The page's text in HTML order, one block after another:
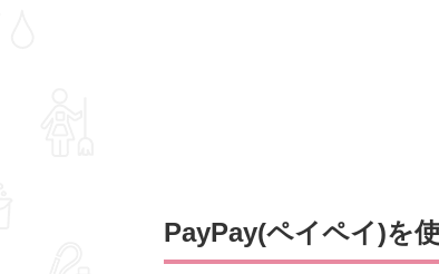
PayPay(ペイペイ)を